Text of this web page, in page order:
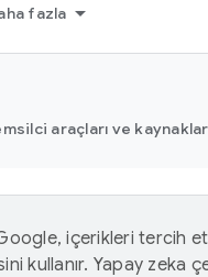
fazla
araçları ve
içerikleri tercih
kullanır. Yapay zeka